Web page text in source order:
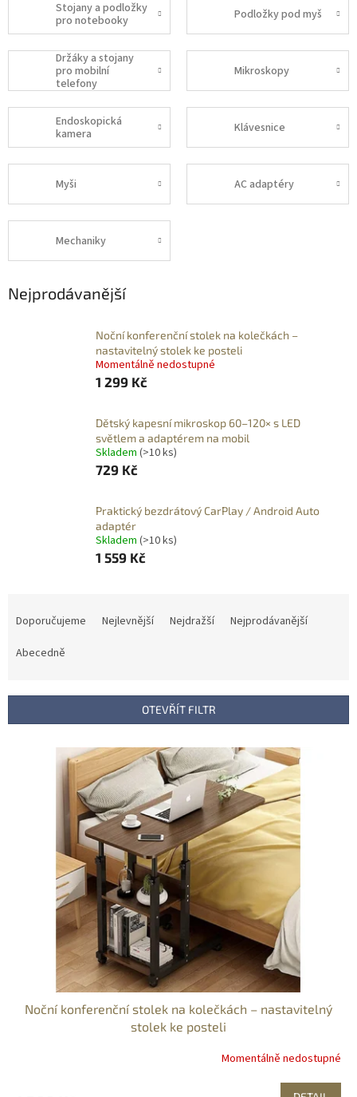
Stojany a podložky
pro notebooky
Podložky pod myš
Držáky a stojany
pro mobilní
telefony
Mikroskopy
Endoskopická
kamera
Klávesnice
Myši AC adaptéry
Mechaniky
Nejprodávanější
Noční konferenční stolek na kolečkách –
nastavitelný stolek ke posteli
Momentálně nedostupné
1 299 Kč
Dětský kapesní mikroskop 60–120× s LED
světlem a adaptérem na mobil
Skladem (>10 ks)
729 Kč
Praktický bezdrátový CarPlay / Android Auto
adaptér
Skladem (>10 ks)
1 559 Kč
r
Doporučujeme Nejlevnější Nejdražší
Nejprodávanější
Abecedně
OTEVŘÍT FILTR
Noční konferenční stolek na kolečkách – nastavitelný
stolek ke posteli
Momentálně nedostupné